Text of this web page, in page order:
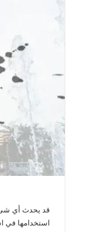
قد يحدث أي شئ
استخدامها في